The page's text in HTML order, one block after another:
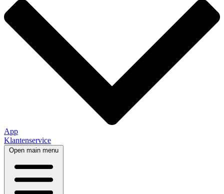
App
Klantenservice
Open main menu